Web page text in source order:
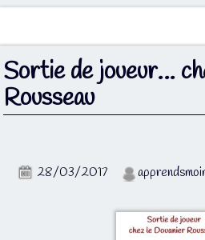
Sortie de joueur…
Rousseau
28/03/2017